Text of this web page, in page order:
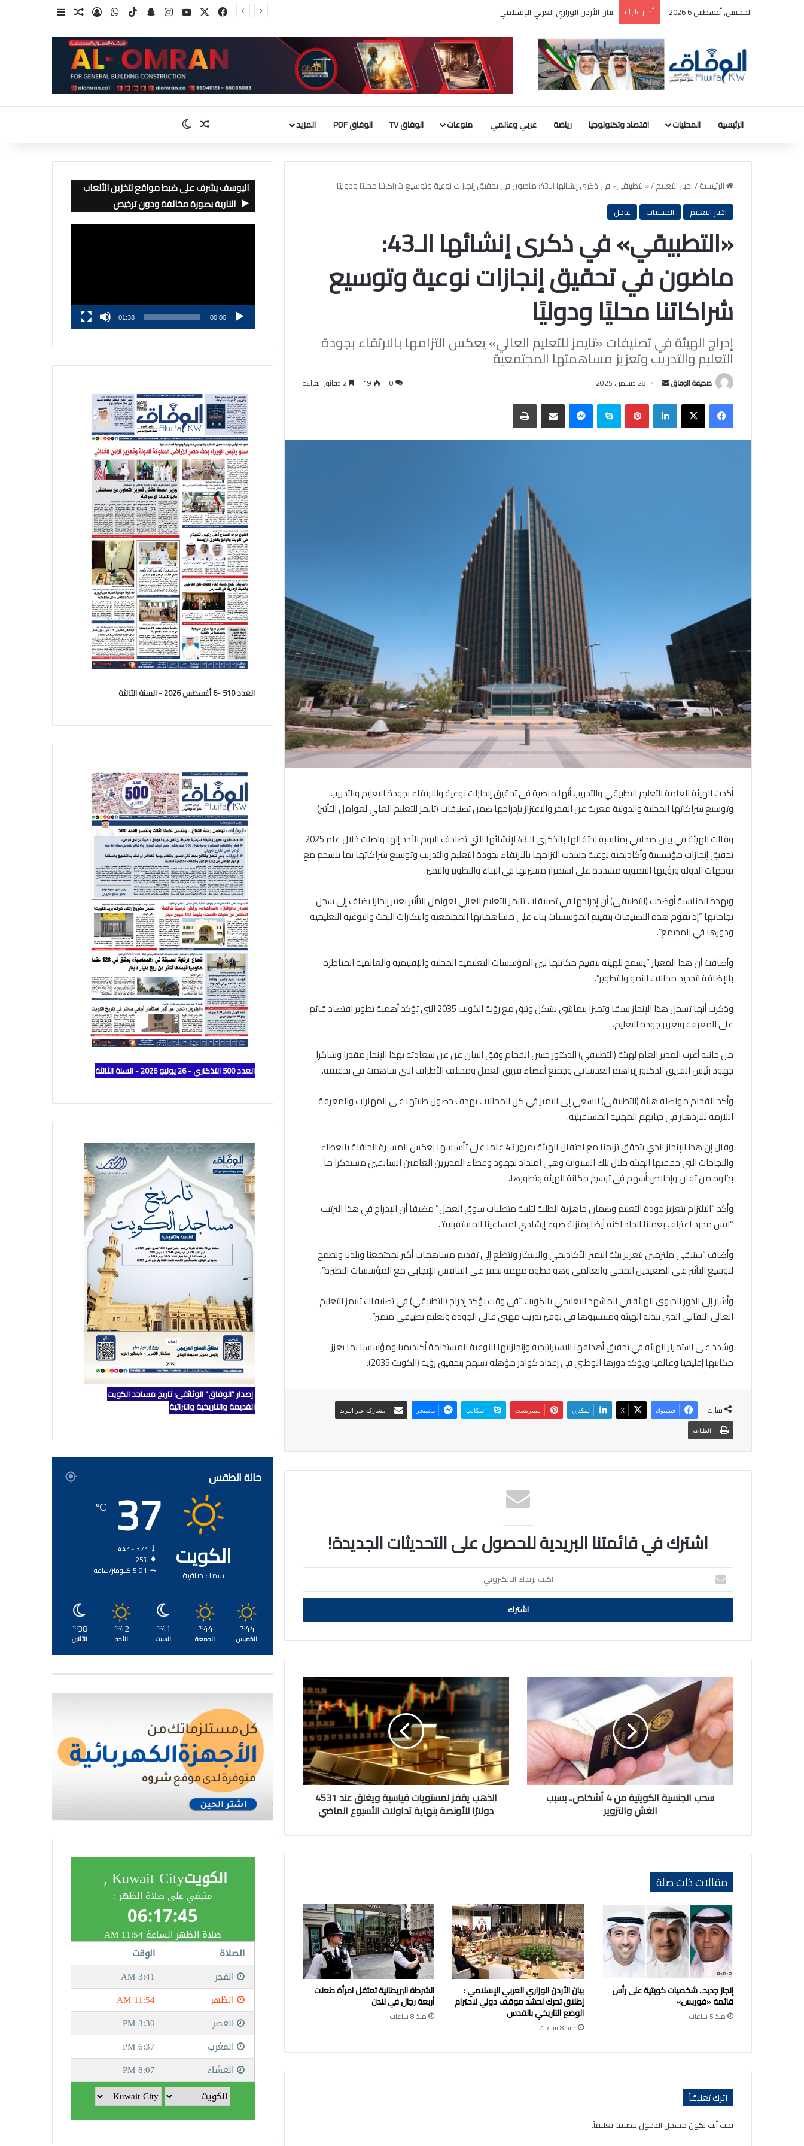
الخميس, أغسطس 6 2026 أخبار عاجلة بيان الأردن الوزاري العربي الإسلامي : إطلاق تحرك لحشد موقف دولي لاحترام الوضع التاريخي بالقدس فيسبوك ‫YouTubeانستقرامسناب تشات
‫TikTokواتسابتسجيل الدخول
مقال عشوائي
إضافة عمود
الرئيسية المحليات اقتصاد وتكنولوجيا رياضة عربي وعالمي منوعات الوفاق TV الوفاق PDF المزيد مقال عشوائي
الوضع المظلم
الرئيسية/اخبار التعليم/«التطبيقي» في ذكرى إنشائها الـ43: ماضون في تحقيق إنجازات نوعية وتوسيع شراكاتنا محليًا ودوليًا
اخبار التعليم
المحليات عاجل
«التطبيقي» في ذكرى إنشائها الـ43:
ماضون في تحقيق إنجازات نوعية وتوسيع
شراكاتنا محليًا ودوليًا
إدراج الهيئة في تصنيفات «تايمز للتعليم العالي» يعكس التزامها بالارتقاء بجودة
التعليم والتدريب وتعزيز مساهمتها المجتمعية
صحيفة الوفاق
أرسل
إلكترونيا
28 ديسمبر، 2025 0
19
فيسبوك‫X لينكدإن بينتيريستسكايب ماسنجر مشاركة عبر البريد الطباعة
أكدت الهيئة العامة للتعليم التطبيقي والتدريب أنها ماضية في تحقيق إنجازات نوعية والارتقاء بجودة التعليم والتدريب
وتوسيع شراكاتها المحلية والدولية معربة عن الفخر والاعتزاز بإدراجها ضمن تصنيفات (تايمز للتعليم العالي لعوامل التأثير).
وقالت الهيئة في بيان صحافي بمناسبة احتفالها بالذكرى الـ43 لإنشائها التي تصادف اليوم الأحد إنها واصلت خلال عام 2025
تحقيق إنجازات مؤسسية وأكاديمية نوعية جسدت التزامها بالارتقاء بجودة التعليم والتدريب وتوسيع شراكاتها بما ينسجم مع
توجهات الدولة ورؤيتها التنموية مشددة على استمرار مسيرتها في البناء والتطوير والتميز.
وبهذه المناسبة أوضحت (التطبيقي) أن إدراجها في تصنيفات تايمز للتعليم العالي لعوامل التأثير يعتبر إنجازا يضاف إلى سجل
نجاحاتها “إذ تقوم هذه التصنيفات بتقييم المؤسسات بناء على مساهماتها المجتمعية وابتكارات البحث والتوعية التعليمية
ودورها في المجتمع”.
وأضافت أن هذا المعيار “يسمح للهيئة بتقييم مكانتها بين المؤسسات التعليمية المحلية والإقليمية والعالمية المناظرة
بالإضافة لتحديد مجالات النمو والتطوير”.
وذكرت أنها تسجل هذا الإنجاز سبقا وتميزا يتماشى بشكل وثيق مع رؤية الكويت 2035 التي تؤكد أهمية تطوير اقتصاد قائم
على المعرفة وتعزيز جودة التعليم.
من جانبه أعرب المدير العام لهيئة (التطبيقي) الدكتور حسن الفجام وفق البيان عن عن سعادته بهذا الإنجاز مقدرا وشاكرا
جهود رئيس الفريق الدكتور إبراهيم العدساني وجميع أعضاء فريق العمل ومختلف الأطراف التي ساهمت في تحقيقه.
وأكد الفجام مواصلة هيئة (التطبيقي) السعي إلى التميز في كل المجالات بهدف حصول طلبتها على المهارات والمعرفة
اللازمة للازدهار في حياتهم المهنية المستقبلية.
وقال إن هذا الإنجاز الذي يتحقق تزامنا مع احتفال الهيئة بمرور 43 عاما على تأسيسها يعكس المسيرة الحافلة بالعطاء
والنجاحات التي حققتها الهيئة خلال تلك السنوات وهي امتداد لجهود وعطاء المديرين العامين السابقين مستذكرا ما
بذلوه من تفان وإخلاص أسهم في ترسيخ مكانة الهيئة وتطورها.
وأكد “الالتزام بتعزيز جودة التعليم وضمان جاهزية الطلبة لتلبية متطلبات سوق العمل” مضيفا أن الإدراج في هذا الترتيب
“ليس مجرد اعتراف بعملنا الجاد لكنه أيضا بمنزلة ضوء إرشادي لمساعينا المستقبلية”.
وأضاف “سنبقى ملتزمين بتعزيز بيئة التميز الأكاديمي والابتكار ونتطلع إلى تقديم مساهمات أكبر لمجتمعنا وبلدنا ونطمح
لتوسيع التأثير على الصعيدين المحلي والعالمي وهو خطوة مهمة تحفز على التنافس الإيجابي مع المؤسسات النظيرة”.
وأشار إلى الدور الحيوي للهيئة في المشهد التعليمي بالكويت “في وقت يؤكد إدراج (التطبيقي) في تصنيفات تايمز للتعليم
العالي التفاني الذي تبذله الهيئة ومنتسبوها في توفير تدريب مهني عالي الجودة وتعليم تطبيقي متميز”.
وشدد على استمرار الهيئة في تحقيق أهدافها الاستراتيجية وإنجازاتها النوعية المستدامة أكاديميا ومؤسسيا بما يعزز
مكانتها إقليميا وعالميا ويؤكد دورها الوطني في إعداد كوادر مؤهلة تسهم بتحقيق رؤية (الكويت 2035).
شارك فيسبوك ‫X لينكدإن بينتيريست سكايب ماسنجر مشاركة عبر البريد
الطباعة
اشترك في قائمتنا البريدية للحصول على التحديثات الجديدة!
اكتب
بريدك
الالكتروني
سحب
الجنسية
الكويتية
من
4
أشخاص..
الغش
والتزوير
سحب الجنسية الكويتية من 4 أشخاص.. بسبب
الغش والتزوير
الذهب
يقفز
لمستويات
قياسية
ويغلق
عند
4531
دولارًا
للأونصة
بنهاية
تداولات
الأسبوع
الماضي
الذهب يقفز لمستويات قياسية ويغلق عند 4531
دولارًا للأونصة بنهاية تداولات الأسبوع الماضي
مقالات ذات صلة
إنجاز جديد.. شخصيات كويتية على رأس
قائمة «فوربس»
منذ 5 ساعات
بيان الأردن الوزاري العربي الإسلامي :
إطلاق تحرك لحشد موقف دولي لاحترام
الوضع التاريخي بالقدس
منذ 8 ساعات
الشرطة البريطانية تعتقل امرأة طعنت
أربعة رجال في لندن
منذ 8 ساعات
اترك تعليقاً
يجب أنت تكون مسجل الدخول لتضيف تعليقاً.
اليوسف يشرف على ضبط مواقع لتخزين الألعاب
النارية بصورة مخالفة ودون ترخيص
00:00
01:38
العدد 510 -6 أغسطس 2026 - السنة الثالثة
العدد 500 التذكاري - 26 يوليو 2026 - السنة الثالثة
إصدار "الوفاق" الوثائقي: تاريخ مساجد الكويت
القديمة والتاريخية والتراثية
حالة الطقس
الكويت
سماء صافية
37
℃
25%
5.91 كيلومتر/ساعة
44
℃
الخميس
44
℃
الجمعة
41
℃
السبت
42
℃
الأحد
38
℃
الأثنين